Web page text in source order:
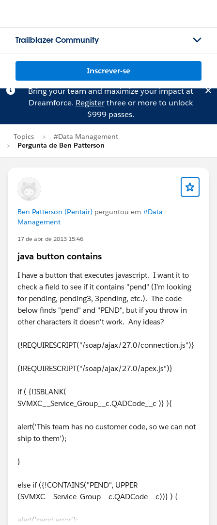
Trailblazer Community
Inscrever-se
Bring your team and maximize your impact at
Dreamforce. Registerthree or more to unlock
$999 passes.
Topics
#Data Management
Pergunta de Ben Patterson
Ben Patterson (Pentair) perguntou em #Data
Management
17 de abr. de 2013 15:46
java button contains
I have a button that executes javascript. I want it to
check a field to see if it contains "pend" (I'm looking
for pending, pending3, 3pending, etc.). The code
below finds "pend" and "PEND", but if you throw in
other characters it doesn't work. Any ideas?
{!REQUIRESCRIPT("/soap/ajax/27.0/connection.js")}
{!REQUIRESCRIPT("/soap/ajax/27.0/apex.js")}
if ( {!ISBLANK(
SVMXC__Service_Group__c.QADCode__c )} ){
alert('This team has no customer code, so we can not
ship to them');
}
else if ({!CONTAINS("PEND", UPPER
(SVMXC__Service_Group__c.QADCode__c))} ) {
alert('pend error');